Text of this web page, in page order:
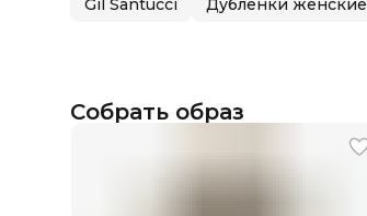
Gil Santucci Дубленки женские
Собрать образ